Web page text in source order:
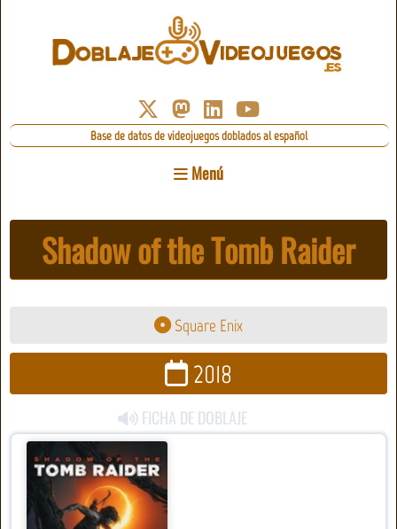
Base de datos de videojuegos doblados al español
Menú
Shadow of the Tomb Raider
Square Enix
2018
FICHA DE DOBLAJE